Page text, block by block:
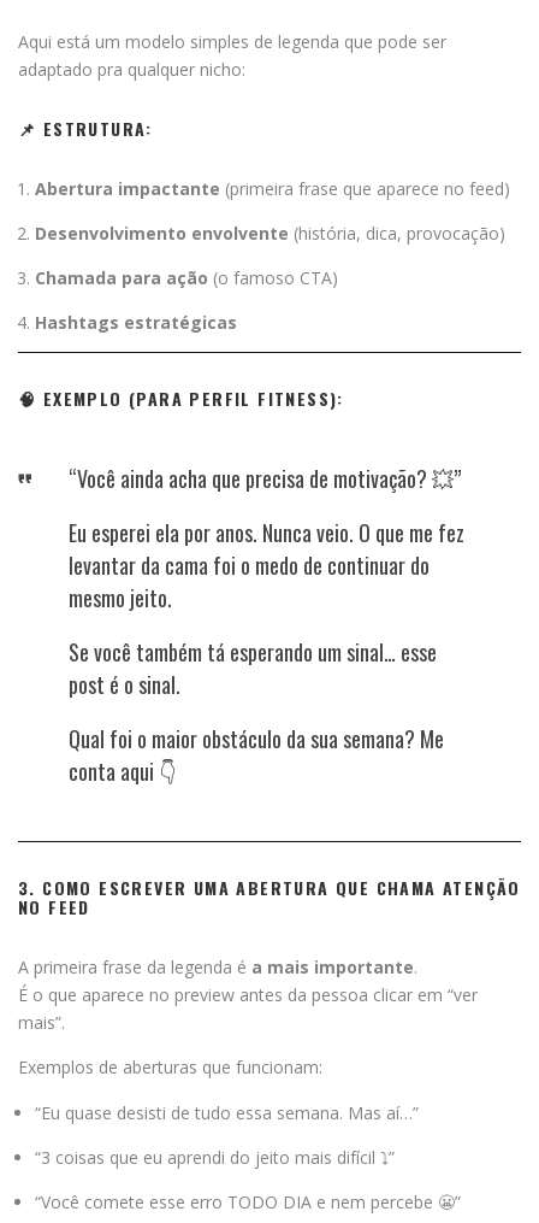
Aqui está um modelo simples de legenda que pode ser
adaptado pra qualquer nicho:
📌 ESTRUTURA:
Abertura impactante (primeira frase que aparece no feed)
Desenvolvimento envolvente (história, dica, provocação)
Chamada para ação (o famoso CTA)
Hashtags estratégicas
🧠 EXEMPLO (PARA PERFIL FITNESS):
“Você ainda acha que precisa de motivação? 💥”
Eu esperei ela por anos. Nunca veio. O que me fez
levantar da cama foi o medo de continuar do
mesmo jeito.
Se você também tá esperando um sinal… esse
post é o sinal.
Qual foi o maior obstáculo da sua semana? Me
conta aqui 👇
3. COMO ESCREVER UMA ABERTURA QUE CHAMA ATENÇÃO
NO FEED
A primeira frase da legenda é a mais importante.
É o que aparece no preview antes da pessoa clicar em “ver
mais”.
Exemplos de aberturas que funcionam:
“Eu quase desisti de tudo essa semana. Mas aí…”
“3 coisas que eu aprendi do jeito mais difícil ⤵️”
“Você comete esse erro TODO DIA e nem percebe 😬”